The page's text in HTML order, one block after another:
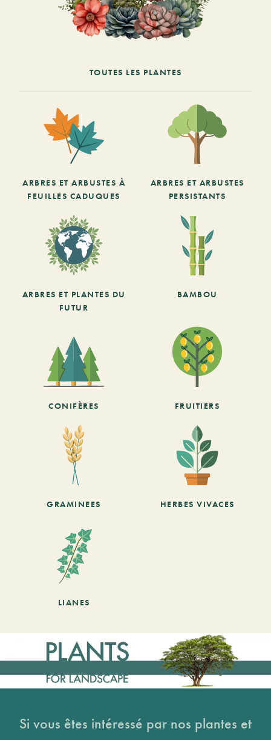
TOUTES LES PLANTES
ARBRES ET ARBUSTES À
FEUILLES CADUQUES
ARBRES ET ARBUSTES
PERSISTANTS
ARBRES ET PLANTES DU
FUTUR
BAMBOU
CONIFÈRES FRUITIERS
GRAMINEES HERBES VIVACES
LIANES
Si vous êtes intéressé par nos plantes et